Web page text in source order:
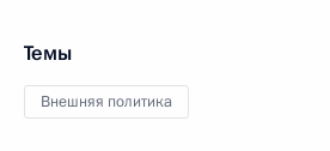
Темы
Внешняя политика